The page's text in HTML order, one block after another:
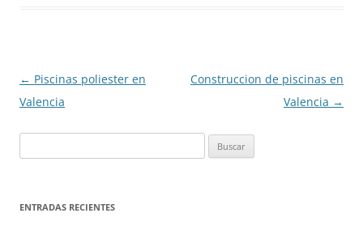
Navegación
de
← Piscinas poliester en
Valencia
Construccion de piscinas en
Valencia →
ENTRADAS RECIENTES